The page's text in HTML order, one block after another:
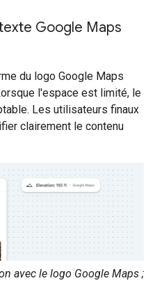
Google Maps
du logo Google Maps
l'espace est limité, le
Les utilisateurs finaux
clairement le contenu
avec le logo Google Maps ;